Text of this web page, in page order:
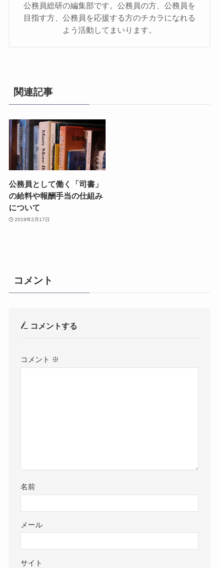
公務員総研の編集部です。公務員の方、公務員を
目指す方、公務員を応援する方のチカラになれる
よう活動してまいります。
関連記事
公務員として働く「司書」
の給料や報酬手当の仕組み
について
2019年2月17日
コメント
コメントする
コメント ※
名前
メール
サイト